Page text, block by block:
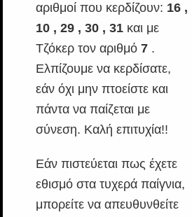
αριθμοί που κερδίζουν: 16 ,
10 , 29 , 30 , 31και με
Τζόκερ τον αριθμό 7.
Ελπίζουμε να κερδίσατε,
εάν όχι μην πτοείστε και
πάντα να παίζεται με
σύνεση. Καλή επιτυχία!!
Εάν πιστεύεται πως έχετε
εθισμό στα τυχερά παίγνια,
μπορείτε να απευθυνθείτε